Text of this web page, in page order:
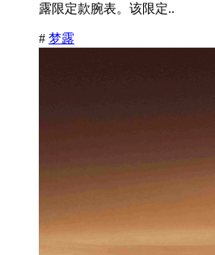
露限定款腕表。该限定..
# 梦露